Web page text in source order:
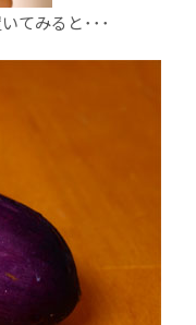
てみると･･･